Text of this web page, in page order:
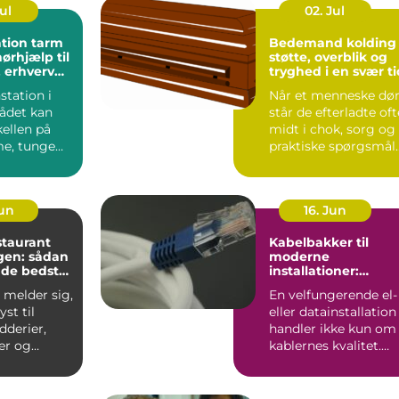
tarm
til
erhverv
i
kan
på
tunge
02. Jul
Bedemand kolding
støtte, overblik og
tryghed i en svær
Når et menneske
står de efterladte
midt i chok, sorg og
praktiske spørgsmål
sådan
bedste
i
melder sig,
til
og
16. Jun
Kabelbakker til
moderne
installationer:
anvendelse
En velfungerende el-
eller datainstallation
handler ikke kun om
kablernes kvalitet.